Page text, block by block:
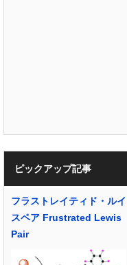
ピックアップ記事
フラストレイティド・ルイ
スペア Frustrated Lewis
Pair